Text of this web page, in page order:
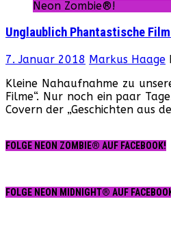
Neon Zombie®!
Unglaublich Phantastische
7. Januar 2018 Markus Haage
Kleine Nahaufnahme zu
Filme“. Nur noch ein paar
Covern der „Geschichten aus
FOLGE NEON ZOMBIE® AUF FACEBOOK!
FOLGE NEON MIDNIGHT® AUF